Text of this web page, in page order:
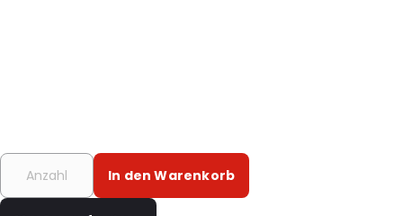
In den Warenkorb